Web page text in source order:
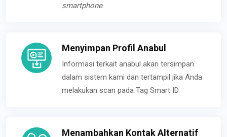
smartphone.
Menyimpan Profil Anabul
Informasi terkait anabul akan tersimpan
dalam sistem kami dan tertampil jika Anda
melakukan scan pada Tag Smart ID.
Menambahkan Kontak Alternatif